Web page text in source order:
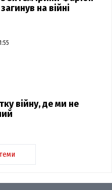
на війні
війну, де ми не